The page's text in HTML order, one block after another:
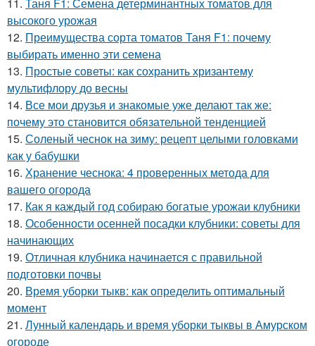
11. Таня F1: Семена детерминантных томатов для
высокого урожая
12. Преимущества сорта томатов Таня F1: почему
выбирать именно эти семена
13. Простые советы: как сохранить хризантему
мультифлору до весны
14. Все мои друзья и знакомые уже делают так же:
почему это становится обязательной тенденцией
15. Соленый чеснок на зиму: рецепт целыми головками
как у бабушки
16. Хранение чеснока: 4 проверенных метода для
вашего огорода
17. Как я каждый год собираю богатые урожаи клубники
18. Особенности осенней посадки клубники: советы для
начинающих
19. Отличная клубника начинается с правильной
подготовки почвы
20. Время уборки тыкв: как определить оптимальный
момент
21. Лунный календарь и время уборки тыквы в Амурском
огороде